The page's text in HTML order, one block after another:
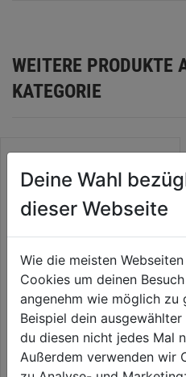
WEITERE PRODUKTE
KATEGORIE
Sechskantmutter DIN 934
verzinkt
0.0 (0)
Deine Wahl
dieser Webseite
Wie die meisten
Cookies um deinen
angenehm wie möglich zu
Beispiel dein
du diesen nicht jedes Mal
Außerdem verwenden wir